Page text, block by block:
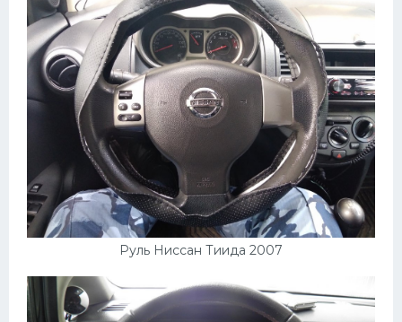
Руль Ниссан Тиида 2007